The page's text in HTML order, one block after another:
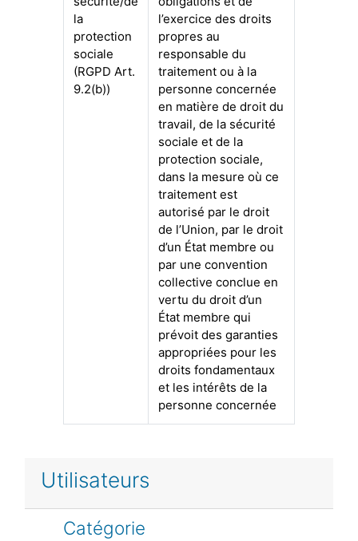
la
protection
sociale
(RGPD Art.
9.2(b))
l’exercice des droits
propres au
responsable du
traitement ou à la
personne concernée
en matière de droit du
travail, de la sécurité
sociale et de la
protection sociale,
dans la mesure où ce
traitement est
autorisé par le droit
de l’Union, par le droit
d’un État membre ou
par une convention
collective conclue en
vertu du droit d’un
État membre qui
prévoit des garanties
appropriées pour les
droits fondamentaux
et les intérêts de la
personne concernée
Utilisateurs
Catégorie